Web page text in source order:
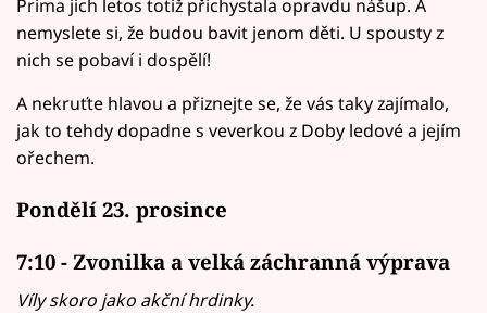
Prima jich letos totiž přichystala opravdu nášup. A
nemyslete si, že budou bavit jenom děti. U spousty z
nich se pobaví i dospělí!
A nekruťte hlavou a přiznejte se, že vás taky zajímalo,
jak to tehdy dopadne s veverkou z Doby ledové a jejím
ořechem.
Pondělí 23. prosince
7:10 - Zvonilka a velká záchranná výprava
Víly skoro jako akční hrdinky.